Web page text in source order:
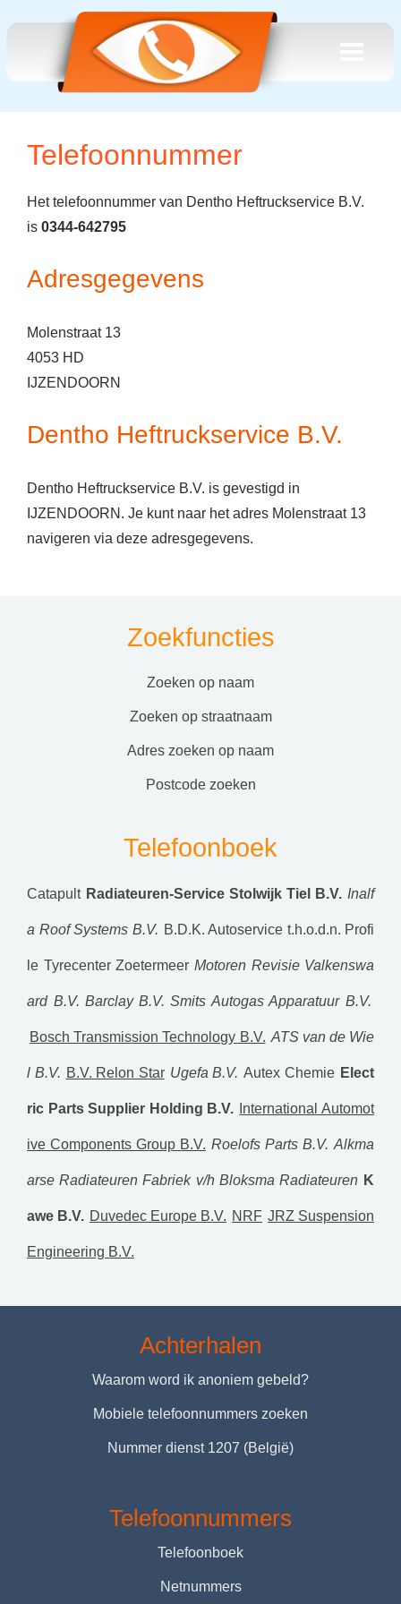
Telefoonnummer
Het telefoonnummer van Dentho Heftruckservice B.V.
is 0344-642795
Adresgegevens
Molenstraat 13
4053 HD
IJZENDOORN
Dentho Heftruckservice B.V.
Dentho Heftruckservice B.V. is gevestigd in
IJZENDOORN. Je kunt naar het adres Molenstraat 13
navigeren via deze adresgegevens.
Zoekfuncties
zoeken op naam
zoeken op straatnaam
adres zoeken op naam
postcode zoeken
Telefoonboek
Catapult Radiateuren-Service Stolwijk Tiel B.V. Inalf
a Roof Systems B.V. B.D.K. Autoservice t.h.o.d.n. Profi
le Tyrecenter Zoetermeer Motoren Revisie Valkenswa
ard B.V. Barclay B.V. Smits Autogas Apparatuur B.V.
Bosch Transmission Technology B.V. ATS van de Wie
l B.V. B.V. Relon Star Ugefa B.V. Autex Chemie Elect
ric Parts Supplier Holding B.V. International Automot
ive Components Group B.V. Roelofs Parts B.V. Alkma
arse Radiateuren Fabriek v/h Bloksma Radiateuren K
awe B.V. Duvedec Europe B.V. NRF JRZ Suspension
Engineering B.V.
Achterhalen
Waarom word ik anoniem gebeld?
Mobiele telefoonnummers zoeken
Nummer dienst 1207 (België)
Telefoonnummers
Telefoonboek
Netnummers